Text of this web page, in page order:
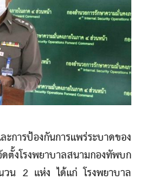
รป้องกันการแพร่ระบาดของ
งโรงพยาบาลสนามกองทัพบก
น 2 แห่ง ได้แก่ โรงพยาบาล